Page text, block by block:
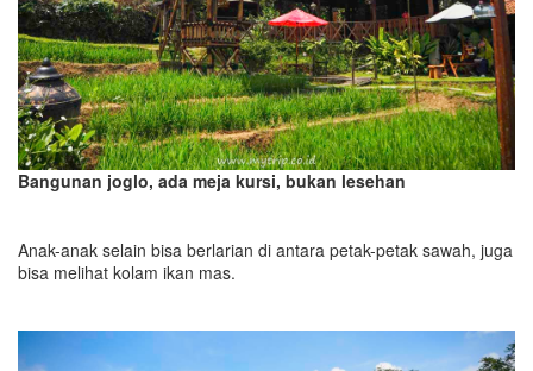
Bangunan joglo, ada meja kursi, bukan lesehan
Anak-anak selain bisa berlarian di antara petak-petak sawah, juga
bisa melihat kolam ikan mas.